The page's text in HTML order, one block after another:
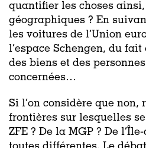
quantifier les choses
géographiques ? En
les voitures de l’Union
l’espace Schengen, du
des biens et des
concernées…
Si l’on considère que non,
frontières sur lesquelles
ZFE ? De la MGP ? De